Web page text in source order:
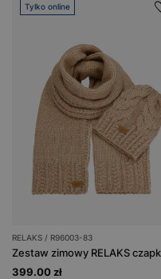
Tylko online
RELAKS / R96003-83
399.00 zł